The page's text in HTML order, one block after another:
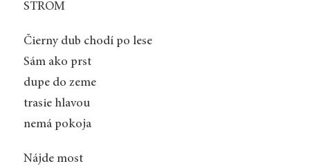
STROM
Čierny dub chodí po lese
Sám ako prst
dupe do zeme
trasie hlavou
nemá pokoja
Nájde most